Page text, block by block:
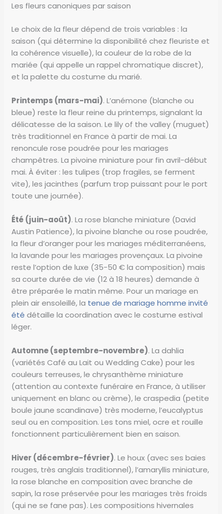
Les fleurs canoniques par saison
Le choix de la fleur dépend de trois variables : la
saison (qui détermine la disponibilité chez fleuriste et
la cohérence visuelle), la couleur de la robe de la
mariée (qui appelle un rappel chromatique discret),
et la palette du costume du marié.
Printemps (mars-mai). L’anémone (blanche ou
bleue) reste la fleur reine du printemps, signalant la
délicatesse de la saison. Le lily of the valley (muguet)
très traditionnel en France à partir de mai. La
renoncule rose poudrée pour les mariages
champêtres. La pivoine miniature pour fin avril-début
mai. À éviter : les tulipes (trop fragiles, se ferment
vite), les jacinthes (parfum trop puissant pour le port
toute une journée).
Été (juin-août). La rose blanche miniature (David
Austin Patience), la pivoine blanche ou rose poudrée,
la fleur d’oranger pour les mariages méditerranéens,
la lavande pour les mariages provençaux. La pivoine
reste l’option de luxe (35-50 € la composition) mais
sa courte durée de vie (12 à 18 heures) demande à
être préparée le matin même. Pour un mariage en
plein air ensoleillé, la tenue de mariage homme invité
été détaille la coordination avec le costume estival
léger.
Automne (septembre-novembre). La dahlia
(variétés Café au Lait ou Wedding Cake) pour les
couleurs terreuses, le chrysanthème miniature
(attention au contexte funéraire en France, à utiliser
uniquement en blanc ou crème), le craspedia (petite
boule jaune scandinave) très moderne, l’eucalyptus
seul ou en composition. Les tons miel, ocre et rouille
fonctionnent particulièrement bien en saison.
Hiver (décembre-février). Le houx (avec ses baies
rouges, très anglais traditionnel), l’amaryllis miniature,
la rose blanche en composition avec branche de
sapin, la rose préservée pour les mariages très froids
(qui ne se fane pas). Les compositions hivernales